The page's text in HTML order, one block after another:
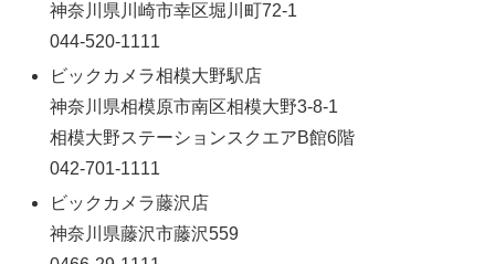
神奈川県川崎市幸区堀川町72-1
044-520-1111
ビックカメラ相模大野駅店
神奈川県相模原市南区相模大野3-8-1
相模大野ステーションスクエアB館6階
042-701-1111
ビックカメラ藤沢店
神奈川県藤沢市藤沢559